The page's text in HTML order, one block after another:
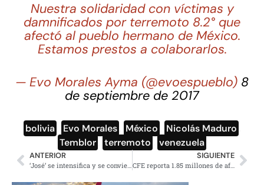
Nuestra solidaridad con víctimas y
damnificados por terremoto 8.2° que
afectó al pueblo hermano de México.
Estamos prestos a colaborarlos.
— Evo Morales Ayma (@evoespueblo) 8
de septiembre de 2017
bolivia Evo Morales México Nicolás Maduro
Temblor
terremoto venezuela
ANTERIOR
‘José’ se intensifica y se convierte en huracán categoría 4
SIGUIENTE
CFE reporta 1.85 millones de afectados por cortes de electricidad tras el sismo